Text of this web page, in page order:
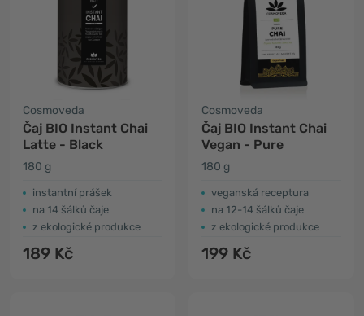
Cosmoveda
Čaj BIO Instant Chai
Latte - Black
180 g
instantní prášek
na 14 šálků čaje
z ekologické produkce
189 Kč
Cosmoveda
Čaj BIO Instant Chai
Vegan - Pure
180 g
veganská receptura
na 12-14 šálků čaje
z ekologické produkce
199 Kč